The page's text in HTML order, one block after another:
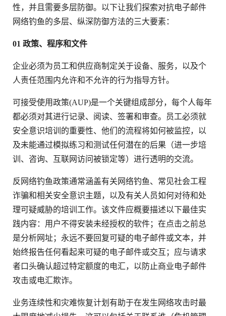
性，并且需要多层防御。以下让我们探索对抗电子邮件
网络钓鱼的多层、纵深防御方法的三大要素：
01 政策、程序和文件
企业必须为员工和供应商制定关于设备、服务，以及个
人责任范围内允许和不允许的行为指导方针。
可接受使用政策(AUP)是一个关键组成部分，每个人每年
都必须对其进行记录、阅读、签署和审查。员工必须就
安全意识培训的重要性、他们的流程将如何被监控，以
及未能通过模拟练习和测试任何潜在的后果（进一步培
训、咨询、互联网访问被锁定等）进行透明的交流。
反网络钓鱼政策通常涵盖有关网络钓鱼、常见社会工程
诈骗和相关安全意识主题，以及有关人员如何对待和处
理可疑威胁的培训工作。该文件应概要描述以下最佳实
践内容：用户不得安装未经授权的软件；在点击之前总
是分析网址；永远不要回复可疑的电子邮件或文本，并
始终报告任何看起来可疑的电子邮件或交互；应与请求
者口头确认超过特定额度的电汇，以防止商业电子邮件
攻击或电汇欺诈。
业务连续性和灾难恢复计划有助于在发生网络攻击时最